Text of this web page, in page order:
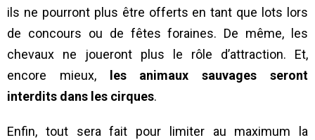
ils ne pourront plus être offerts en tant que lots lors
de concours ou de fêtes foraines. De même, les
chevaux ne joueront plus le rôle d’attraction. Et,
encore mieux,
les animaux sauvages seront
interdits dans les cirques.
Enfin, tout sera fait pour limiter au maximum la